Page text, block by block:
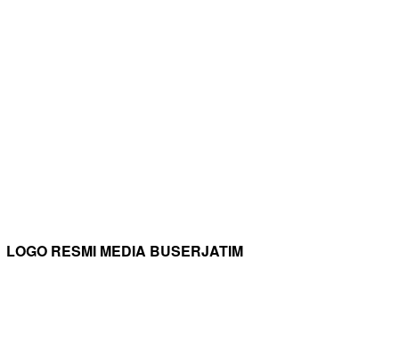
LOGO RESMI MEDIA BUSERJATIM